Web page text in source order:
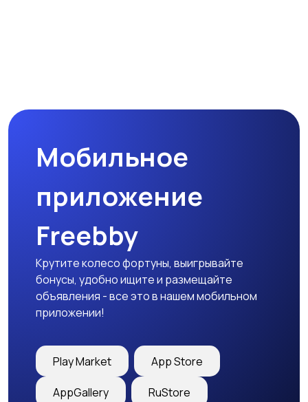
Мобильное
приложение
Freebby
Крутите колесо фортуны, выигрывайте
бонусы, удобно ищите и размещайте
объявления - все это в нашем мобильном
приложении!
Play Market App Store
AppGallery RuStore